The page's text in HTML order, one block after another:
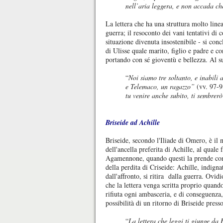
nell’aria leggera, e non accada
La lettera che ha una struttura molto
guerra; il resoconto dei vani tentativi di
situazione divenuta insostenibile - si
di Ulisse quale marito, figlio e padre e
portando con sé gioventù e bellezza. Al
“Noi siamo tre soltanto, e inabili
e Telemaco, un ragazzo” (vv. 97-
tu venire anche subito, ti
Briseide ad Achille
Briseide, secondo l'Iliade di Omero, è il
dell'ancella preferita di Achille, al quale
Agamennone, quando questi la prende
della perdita di Criseide: Achille,
dall'affronto, si ritira dalla guerra.
che la lettera venga scritta proprio
rifiuta ogni ambasceria, e di
possibilità di un ritorno di Briseide
“La lettera che leggi ti giunge da